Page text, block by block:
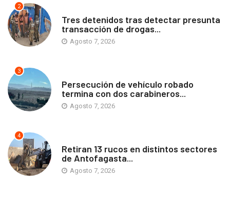
2
Tres detenidos tras detectar presunta
transacción de drogas...
Agosto 7, 2026
3
Persecución de vehículo robado
termina con dos carabineros...
Agosto 7, 2026
4
Retiran 13 rucos en distintos sectores
de Antofagasta...
Agosto 7, 2026